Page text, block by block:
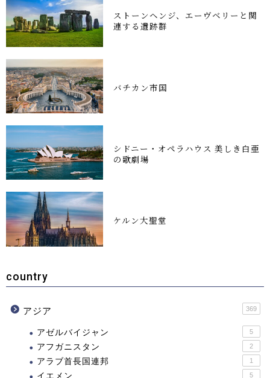
ストーンヘンジ、エーヴベリーと関
連する遺跡群
バチカン市国
シドニー・オペラハウス 美しき白亜
の歌劇場
ケルン大聖堂
country
アジア 369
アゼルバイジャン 5
アフガニスタン 2
アラブ首長国連邦 1
イエメン 5